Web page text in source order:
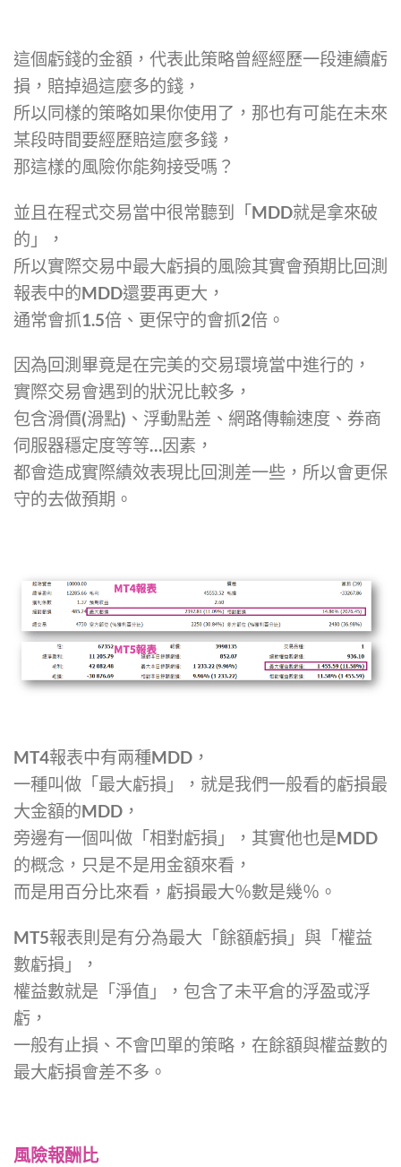
這個虧錢的金額，代表此策略曾經經歷一段連續虧
損，賠掉過這麼多的錢，
所以同樣的策略如果你使用了，那也有可能在未來
某段時間要經歷賠這麼多錢，
那這樣的風險你能夠接受嗎？
並且在程式交易當中很常聽到「MDD就是拿來破
的」，
所以實際交易中最大虧損的風險其實會預期比回測
報表中的MDD還要再更大，
通常會抓1.5倍、更保守的會抓2倍。
因為回測畢竟是在完美的交易環境當中進行的，
實際交易會遇到的狀況比較多，
包含滑價(滑點)、浮動點差、網路傳輸速度、券商
伺服器穩定度等等…因素，
都會造成實際績效表現比回測差一些，所以會更保
守的去做預期。
MT4報表中有兩種MDD，
一種叫做「最大虧損」，就是我們一般看的虧損最
大金額的MDD，
旁邊有一個叫做「相對虧損」，其實他也是MDD
的概念，只是不是用金額來看，
而是用百分比來看，虧損最大％數是幾％。
MT5報表則是有分為最大「餘額虧損」與「權益
數虧損」，
權益數就是「淨值」，包含了未平倉的浮盈或浮
虧，
一般有止損、不會凹單的策略，在餘額與權益數的
最大虧損會差不多。
風險報酬比